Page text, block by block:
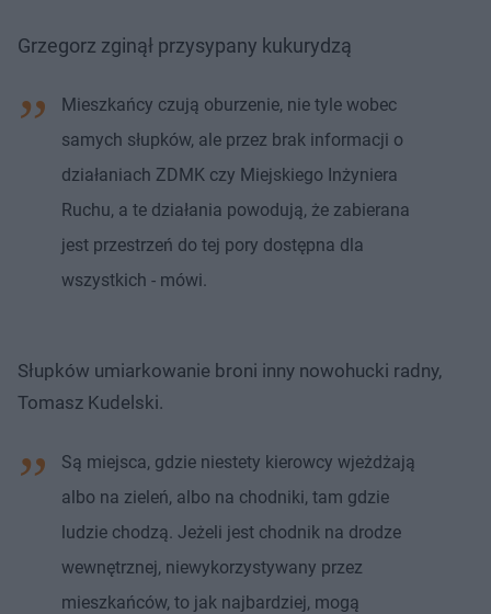
Grzegorz zginął przysypany kukurydzą
Mieszkańcy czują oburzenie, nie tyle wobec
samych słupków, ale przez brak informacji o
działaniach ZDMK czy Miejskiego Inżyniera
Ruchu, a te działania powodują, że zabierana
jest przestrzeń do tej pory dostępna dla
wszystkich - mówi.
Słupków umiarkowanie broni inny nowohucki radny,
Tomasz Kudelski.
Są miejsca, gdzie niestety kierowcy wjeżdżają
albo na zieleń, albo na chodniki, tam gdzie
ludzie chodzą. Jeżeli jest chodnik na drodze
wewnętrznej, niewykorzystywany przez
mieszkańców, to jak najbardziej, mogą